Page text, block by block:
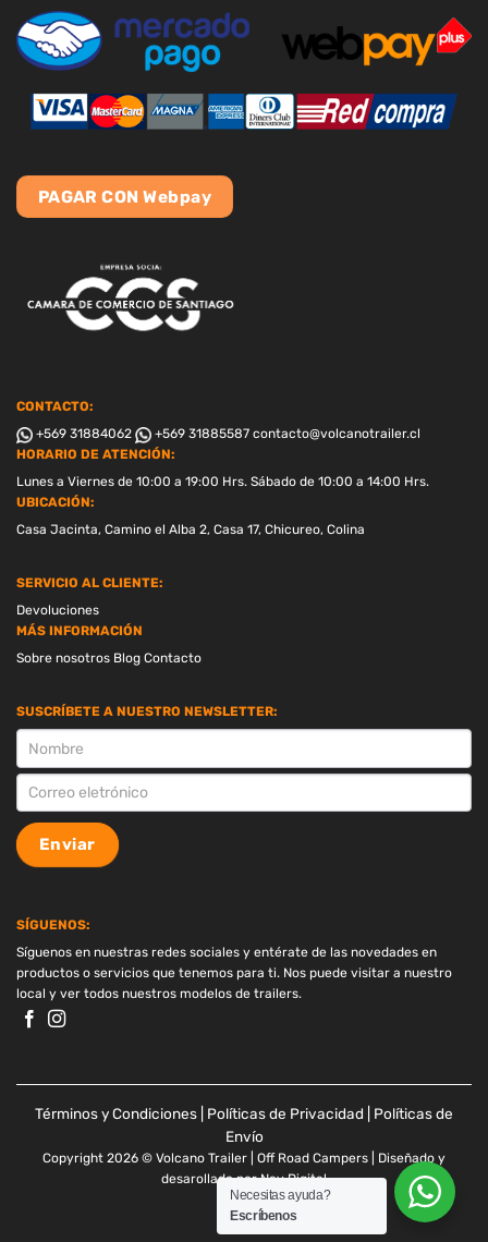
PAGAR CON Webpay
CONTACTO:
+569 31884062
+569 31885587 contacto@volcanotrailer.cl
HORARIO DE ATENCIÓN:
Lunes a Viernes de 10:00 a 19:00 Hrs. Sábado de 10:00 a 14:00 Hrs.
UBICACIÓN:
Casa Jacinta, Camino el Alba 2, Casa 17, Chicureo, Colina
SERVICIO AL CLIENTE:
Devoluciones
MÁS INFORMACIÓN
Sobre nosotros Blog Contacto
SUSCRÍBETE A NUESTRO NEWSLETTER:
SUSCRIPCION
Enviar
SÍGUENOS:
Síguenos en nuestras redes sociales y entérate de las novedades en
productos o servicios que tenemos para ti. Nos puede visitar a nuestro
local y ver todos nuestros modelos de trailers.
Términos y Condiciones Políticas de Privacidad
Políticas de
Envío
Copyright 2026 © Volcano Trailer | Off Road Campers | Diseñado y
desarollado porNav Digital
Necesitas ayuda?
Escríbenos